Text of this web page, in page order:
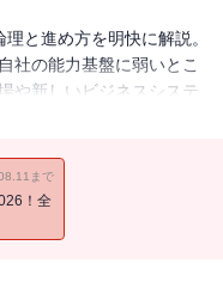
と進め方を明快に解説。
社の能力基盤に弱いとこ
や新しいビジネスシステ
背伸び戦略）。どの企業
ったのではないか。その
た。今こそ、オーバーエ
動車、ヤマト運輸、アマ
戦する仕組みづくり」を
まで
！全